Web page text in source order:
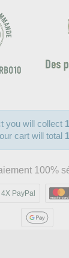
you will collect
cart will total
100%
4X PayPal